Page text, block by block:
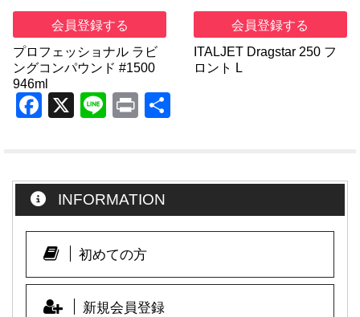
会員登録する
プロフェッショナル ラビ
ングコンパウンド #1500
946ml
会員登録する
ITALJET Dragstar 250 フ
ロント L
F
e
b
o
o
k
X
Li
Pr
INFORMATION
初めての方
新規会員登録